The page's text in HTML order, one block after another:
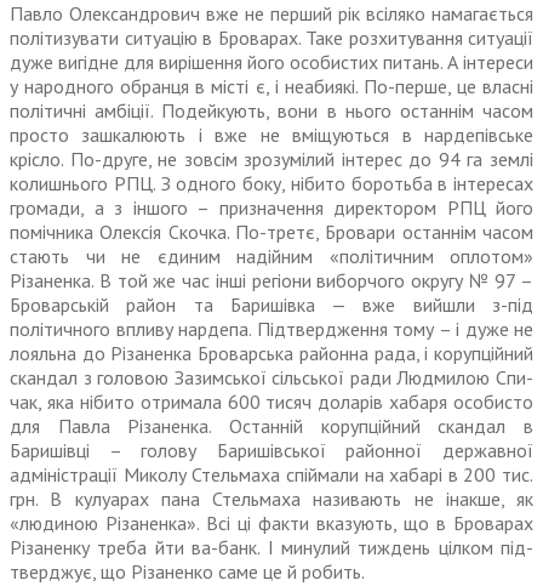
Павло Олександрович вже не перший рік всіляко намагається
політизувати ситуацію в Броварах. Таке розхитування ситуації
дуже вигідне для вирішення його осо­бистих питань. А інтереси
у народ­ного обранця в місті є, і неабиякі. По-перше, це власні
політичні амбіції. Подейкують, вони в нього останнім часом
просто зашкалюють і вже не вміщуються в нардепівське
крісло. По-друге, не зовсім зрозумілий інтерес до 94 га землі
колишнього РПЦ. З одного боку, нібито боротьба в інтересах
громади, а з іншого – призначення директором РПЦ його
помічника Олексія Скочка. По-третє, Бровари останнім часом
стають чи не єдиним надійним «політичним оплотом»
Різаненка. В той же час інші регіони виборчого округу № 97 –
Броварській район та Баришівка — вже вийшли з-під
політичного впливу нардепа. Підтвердження тому – і дуже не
лояльна до Різаненка Броварська районна рада, і корупційний
скандал з головою Зазимської сільської ради Людмилою Спи­
чак, яка нібито отримала 600 тисяч доларів хабаря особисто
для Павла Різаненка. Останній корупційний скандал в
Баришівці – голову Баришівської районної державної
адміністрації Миколу Стельмаха спіймали на хабарі в 200 тис.
грн. В кулуарах пана Стельмаха називають не інакше, як
«людиною Різаненка». Всі ці факти вказують, що в Броварах
Різаненку треба йти ва-банк. І минулий тиждень цілком під­
тверджує, що Різаненко саме це й робить.